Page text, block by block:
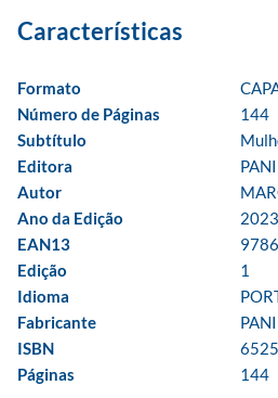
Formato
Número de Páginas
144
Subtítulo
Editora
Autor
Ano da Edição
2023
EAN13
Edição
1
Idioma
Fabricante
ISBN
Páginas
144